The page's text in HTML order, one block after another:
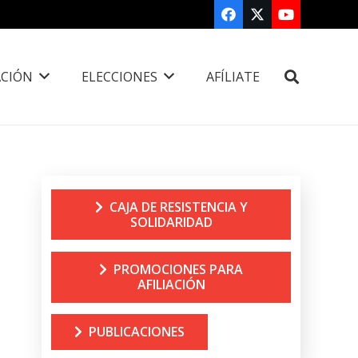
ELECCIONES AFÍLIATE
CAJA DE RESISTENCIA Y
SOLIDARIDAD
PROMOCIONES PARA
AFILIACIÓN
PUBLICACIONES